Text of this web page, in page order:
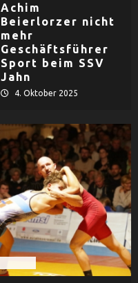
Achim
Beierlorzer nicht
mehr
Geschäftsführer
Sport beim SSV
Jahn
4. Oktober 2025